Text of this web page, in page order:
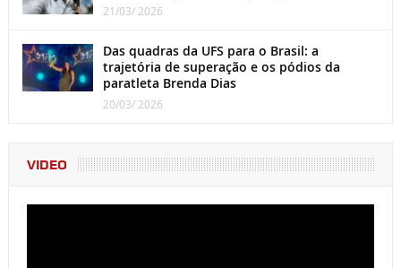
21/03/ 2026
Das quadras da UFS para o Brasil: a
trajetória de superação e os pódios da
paratleta Brenda Dias
20/03/ 2026
VIDEO